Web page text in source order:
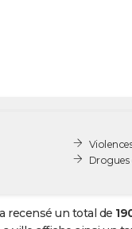
Drogues
recensé un total de